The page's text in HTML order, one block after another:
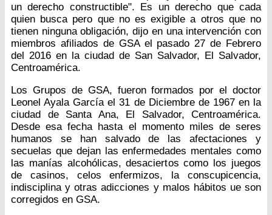
un derecho constructible". Es un derecho que cada
quien busca pero que no es exigible a otros que no
tienen ninguna obligación, dijo en una intervención con
miembros afiliados de GSA el pasado 27 de Febrero
del 2016 en la ciudad de San Salvador, El Salvador,
Centroamérica.
Los Grupos de GSA, fueron formados por el doctor
Leonel Ayala García el 31 de Diciembre de 1967 en la
ciudad de Santa Ana, El Salvador, Centroamérica.
Desde esa fecha hasta el momento miles de seres
humanos se han salvado de las afectaciones y
secuelas que dejan las enfermedades mentales como
las manías alcohólicas, desaciertos como los juegos
de casinos, celos enfermizos, la conscupicencia,
indisciplina y otras adicciones y malos hábitos ue son
corregidos en GSA.